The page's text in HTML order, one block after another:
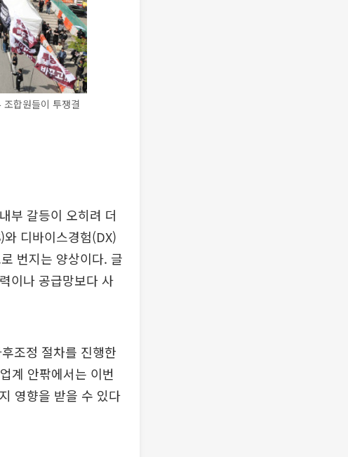
합원들이 투쟁결
부 갈등이 오히려 더
디바이스경험(DX)
번지는 양상이다. 글
이나 공급망보다 사
조정 절차를 진행한
계 안팎에서는 이번
영향을 받을 수 있다